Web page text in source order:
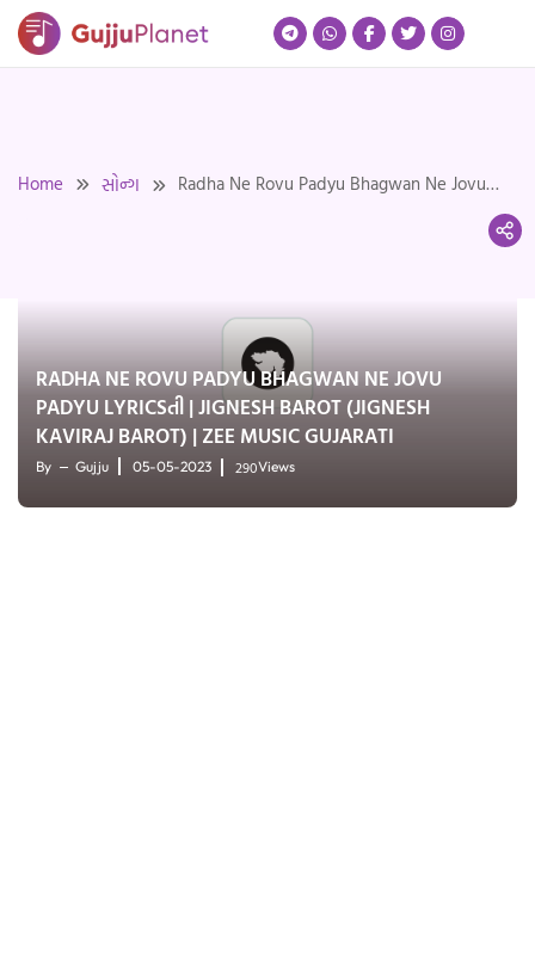
Skip
Home સોન્ગ
Radha Ne Rovu Padyu Bhagwan Ne Jovu
RADHA NE ROVU PADYU BHAGWAN NE JOVU
PADYU LYRICSતી | JIGNESH BAROT (JIGNESH
KAVIRAJ BAROT) | ZEE MUSIC GUJARATI
By Gujju 05-05-2023 290Views